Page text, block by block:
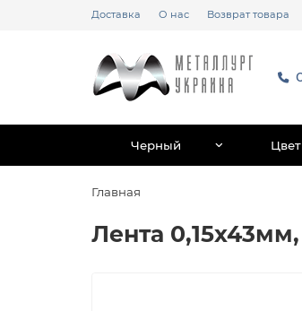
Доставка О нас Возврат товара
Черный
Главная
Лента 0,15х43мм,